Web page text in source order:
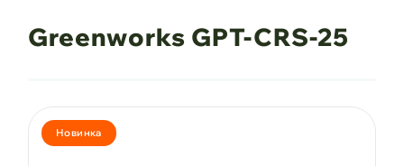
Greenworks GPT-CRS-25
Новинка